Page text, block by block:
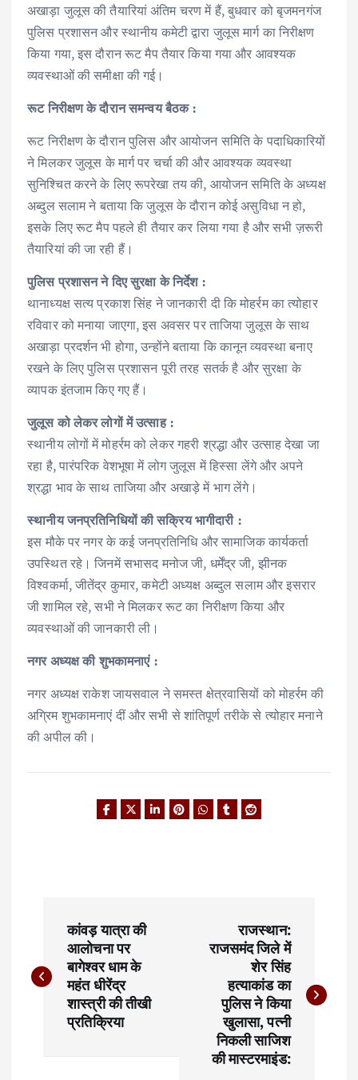
अखाड़ा जुलूस की तैयारियां अंतिम चरण में हैं, बुधवार को बृजमनगंज
पुलिस प्रशासन और स्थानीय कमेटी द्वारा जुलूस मार्ग का निरीक्षण
किया गया, इस दौरान रूट मैप तैयार किया गया और आवश्यक
व्यवस्थाओं की समीक्षा की गई।
रूट निरीक्षण के दौरान समन्वय बैठक :
रूट निरीक्षण के दौरान पुलिस और आयोजन समिति के पदाधिकारियों
ने मिलकर जुलूस के मार्ग पर चर्चा की और आवश्यक व्यवस्था
सुनिश्चित करने के लिए रूपरेखा तय की, आयोजन समिति के अध्यक्ष
अब्दुल सलाम ने बताया कि जुलूस के दौरान कोई असुविधा न हो,
इसके लिए रूट मैप पहले ही तैयार कर लिया गया है और सभी ज़रूरी
तैयारियां की जा रही हैं।
पुलिस प्रशासन ने दिए सुरक्षा के निर्देश :
थानाध्यक्ष सत्य प्रकाश सिंह ने जानकारी दी कि मोहर्रम का त्योहार
रविवार को मनाया जाएगा, इस अवसर पर ताजिया जुलूस के साथ
अखाड़ा प्रदर्शन भी होगा, उन्होंने बताया कि कानून व्यवस्था बनाए
रखने के लिए पुलिस प्रशासन पूरी तरह सतर्क है और सुरक्षा के
व्यापक इंतजाम किए गए हैं।
जुलूस को लेकर लोगों में उत्साह :
स्थानीय लोगों में मोहर्रम को लेकर गहरी श्रद्धा और उत्साह देखा जा
रहा है, पारंपरिक वेशभूषा में लोग जुलूस में हिस्सा लेंगे और अपने
श्रद्धा भाव के साथ ताजिया और अखाड़े में भाग लेंगे।
स्थानीय जनप्रतिनिधियों की सक्रिय भागीदारी :
इस मौके पर नगर के कई जनप्रतिनिधि और सामाजिक कार्यकर्ता
उपस्थित रहे। जिनमें सभासद मनोज जी, धर्मेंद्र जी, झीनक
विश्वकर्मा, जीतेंद्र कुमार, कमेटी अध्यक्ष अब्दुल सलाम और इसरार
जी शामिल रहे, सभी ने मिलकर रूट का निरीक्षण किया और
व्यवस्थाओं की जानकारी ली।
नगर अध्यक्ष की शुभकामनाएं :
नगर अध्यक्ष राकेश जायसवाल ने समस्त क्षेत्रवासियों को मोहर्रम की
अग्रिम शुभकामनाएं दीं और सभी से शांतिपूर्ण तरीके से त्योहार मनाने
की अपील की।
s
कांवड़ यात्रा की
आलोचना पर
बागेश्वर धाम के
महंत धीरेंद्र
शास्त्री की तीखी
प्रतिक्रिया
राजस्थान:
राजसमंद जिले में
शेर सिंह
हत्याकांड का
पुलिस ने किया
खुलासा, पत्नी
निकली साजिश
की मास्टरमाइंड: